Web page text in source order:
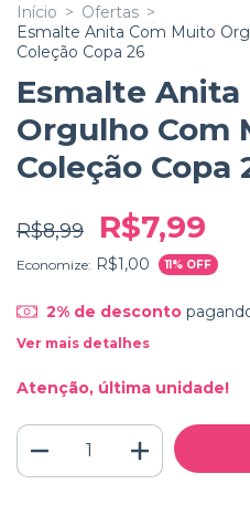
Início > Ofertas >
Esmalte Anita Com Muito
Coleção Copa 26
Esmalte
Orgulho Com
Coleção Copa
R$8,99 R$7,99
Economize: R$1,00 11% OFF
2% de desconto
Ver mais detalhes
Atenção, última unidade!